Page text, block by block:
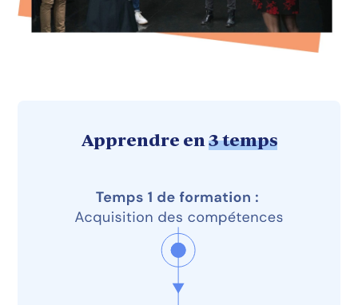
Apprendre en 3 temps